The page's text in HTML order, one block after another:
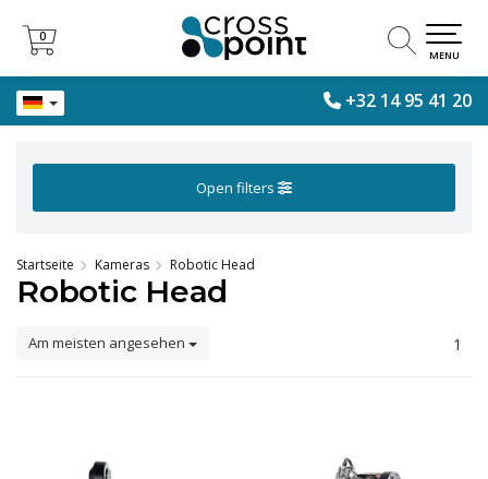
+32 14 95 41 20
0
0
MENU
Open filters
Startseite Kameras Robotic Head
Robotic Head
Am meisten angesehen 1